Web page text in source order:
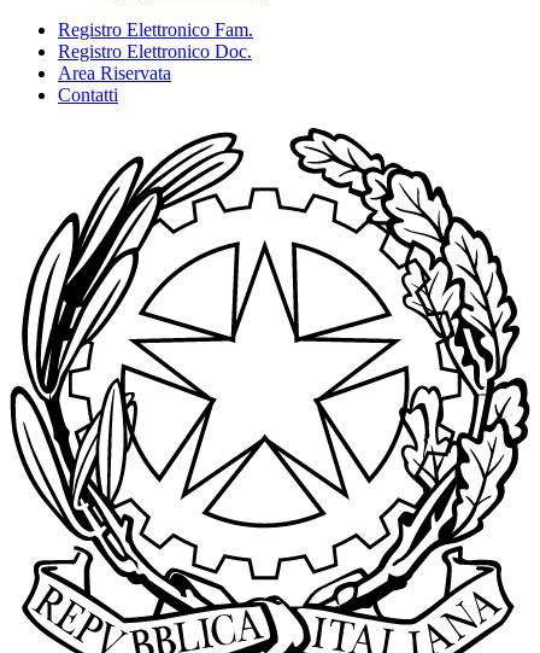
Registro Elettronico Fam.
Registro Elettronico Doc.
Area Riservata
Contatti